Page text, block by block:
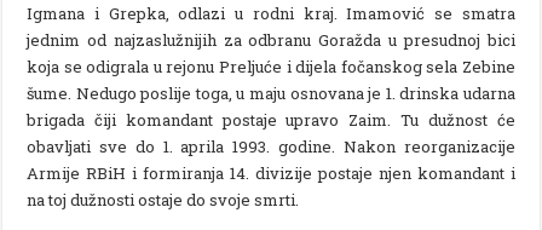
Igmana i Grepka, odlazi u rodni kraj. Imamović se smatra
jednim od najzaslužnijih za odbranu Goražda u presudnoj bici
koja se odigrala u rejonu Preljuće i dijela fočanskog sela Zebine
šume. Nedugo poslije toga, u maju osnovana je 1. drinska udarna
brigada čiji komandant postaje upravo Zaim. Tu dužnost će
obavljati sve do 1. aprila 1993. godine. Nakon reorganizacije
Armije RBiH i formiranja 14. divizije postaje njen komandant i
na toj dužnosti ostaje do svoje smrti.